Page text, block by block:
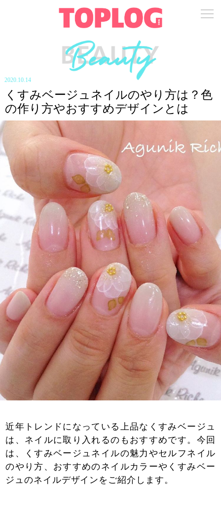
2020.10.14
くすみベージュネイルのやり方は？色
の作り方やおすすめデザインとは
近年トレンドになっている上品なくすみベージュ
は、ネイルに取り入れるのもおすすめです。今回
は、くすみベージュネイルの魅力やセルフネイル
のやり方、おすすめのネイルカラーやくすみベー
ジュのネイルデザインをご紹介します。